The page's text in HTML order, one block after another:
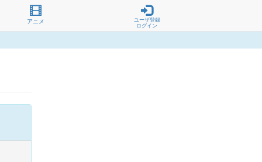
アニメ
ユーザ登録
ログイン